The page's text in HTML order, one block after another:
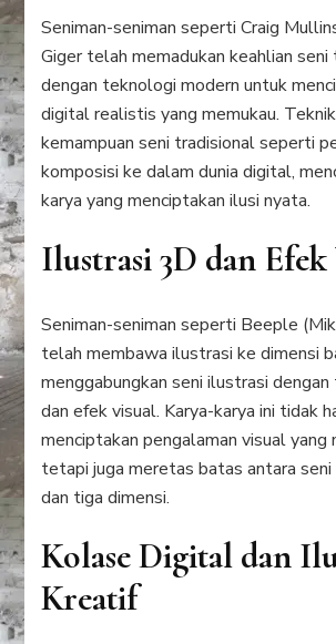
Seniman-seniman seperti Craig
Giger telah memadukan keahlian
dengan teknologi modern untuk
digital realistis yang memukau.
kemampuan seni tradisional seperti
komposisi ke dalam dunia digital,
karya yang menciptakan ilusi nyata.
Ilustrasi 3D dan
Seniman-seniman seperti Beeple
telah membawa ilustrasi ke dimensi
menggabungkan seni ilustrasi
dan efek visual. Karya-karya ini tidak
menciptakan pengalaman visual yang
tetapi juga meretas batas antara seni
dan tiga dimensi.
Kolase Digital dan
Kreatif